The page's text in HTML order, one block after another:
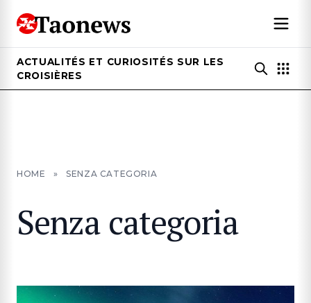
ACTUALITÉS ET CURIOSITÉS SUR LES
CROISIÈRES
HOME » SENZA CATEGORIA
Senza categoria